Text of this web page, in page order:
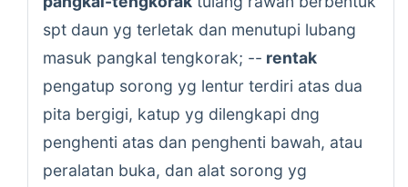
spt daun yg terletak dan menutupi lubang
masuk pangkal tengkorak; -- rentak
pengatup sorong yg lentur terdiri atas dua
pita bergigi, katup yg dilengkapi dng
penghenti atas dan penghenti bawah, atau
peralatan buka, dan alat sorong yg